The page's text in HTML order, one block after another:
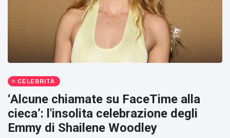
CELEBRITÀ
‘Alcune chiamate su FaceTime alla
cieca’: l'insolita celebrazione degli
Emmy di Shailene Woodley